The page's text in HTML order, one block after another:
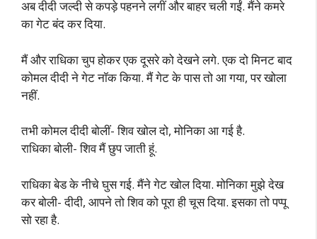
अब दीदी जल्दी से कपड़े पहनने लगीं और बाहर चली गईं. मैंने कमरे
का गेट बंद कर दिया.
मैं और राधिका चुप होकर एक दूसरे को देखने लगे. एक दो मिनट बाद
कोमल दीदी ने गेट नॉक किया. मैं गेट के पास तो आ गया, पर खोला
नहीं.
तभी कोमल दीदी बोलीं- शिव खोल दो, मोनिका आ गई है.
राधिका बोली- शिव मैं छुप जाती हूं.
राधिका बेड के नीचे घुस गई. मैंने गेट खोल दिया. मोनिका मुझे देख
कर बोली- दीदी, आपने तो शिव को पूरा ही चूस दिया. इसका तो पप्पू
सो रहा है.